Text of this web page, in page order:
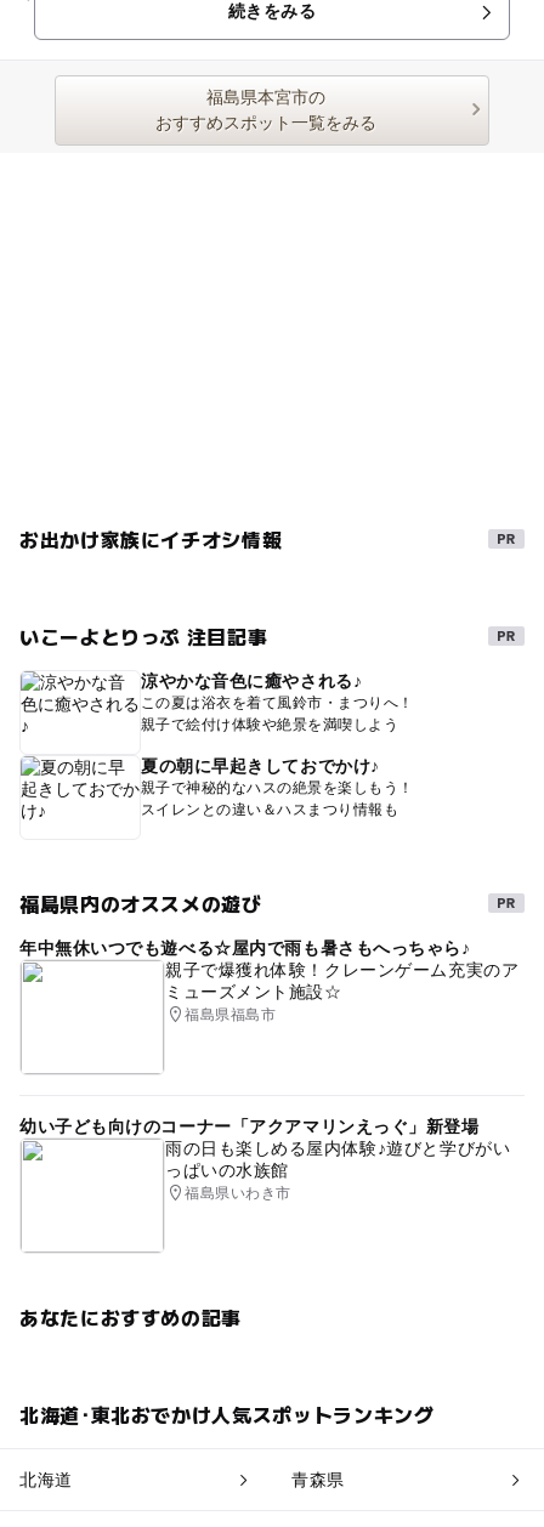
く、瀟洒で重厚感あふれる洋...続きをみる
福島県本宮市の
おすすめスポット一覧をみる
お出かけ家族にイチオシ情報
いこーよとりっぷ 注目記事
涼やかな音色に癒やされる♪
この夏は浴衣を着て風鈴市・まつりへ！
親子で絵付け体験や絶景を満喫しよう
夏の朝に早起きしておでかけ♪
親子で神秘的なハスの絶景を楽しもう！
スイレンとの違い＆ハスまつり情報も
福島県内のオススメの遊び
年中無休いつでも遊べる☆屋内で雨も暑さもへっちゃら♪
親子で爆獲れ体験！クレーンゲーム充実のア
ミューズメント施設☆
福島県福島市
幼い子ども向けのコーナー「アクアマリンえっぐ」新登場
雨の日も楽しめる屋内体験♪遊びと学びがい
っぱいの水族館
福島県いわき市
あなたにおすすめの記事
北海道･東北おでかけ人気スポットランキング
北海道 青森県